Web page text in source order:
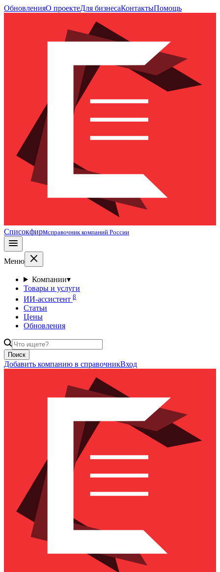
ОбновленияО проектеДля бизнесаКонтактыПомощь
Списокфирмсправочник компаний России
Меню
Компании▾
Товары и услуги
ИИ-ассистент β
Статьи
Цены
Обновления
Поиск
Добавить компанию в справочникВход